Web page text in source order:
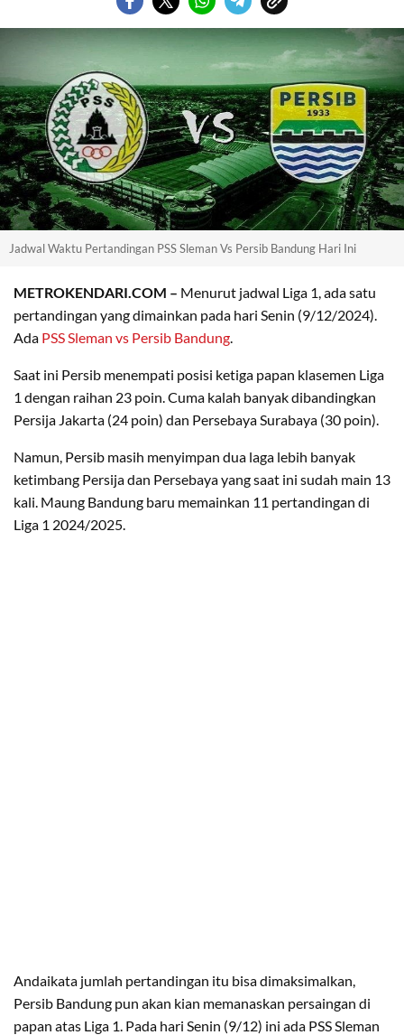
Jadwal Waktu Pertandingan PSS Sleman Vs Persib Bandung Hari Ini
METROKENDARI.COM – Menurut jadwal Liga 1, ada satu
pertandingan yang dimainkan pada hari Senin (9/12/2024).
Ada PSS Sleman vs Persib Bandung.
Saat ini Persib menempati posisi ketiga papan klasemen Liga
1 dengan raihan 23 poin. Cuma kalah banyak dibandingkan
Persija Jakarta (24 poin) dan Persebaya Surabaya (30 poin).
Namun, Persib masih menyimpan dua laga lebih banyak
ketimbang Persija dan Persebaya yang saat ini sudah main 13
kali. Maung Bandung baru memainkan 11 pertandingan di
Liga 1 2024/2025.
Andaikata jumlah pertandingan itu bisa dimaksimalkan,
Persib Bandung pun akan kian memanaskan persaingan di
papan atas Liga 1. Pada hari Senin (9/12) ini ada PSS Sleman